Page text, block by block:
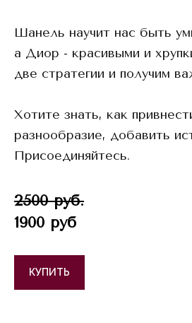
Шанель научит нас быть
а Диор - красивыми и
две стратегии и получим
Хотите знать, как
разнообразие, добавить
Присоединяйтесь.
2500 руб.
1900 руб
КУПИТЬ